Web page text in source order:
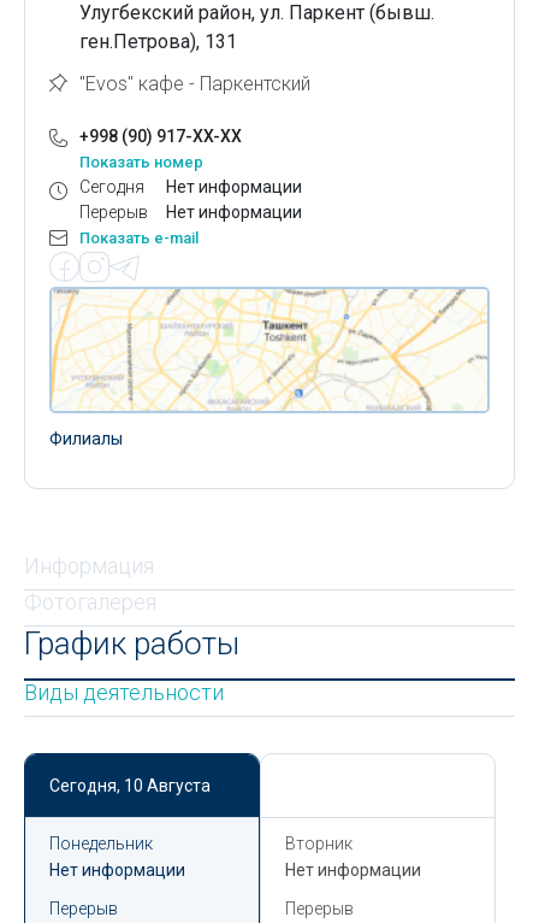
Улугбекский район, ул. Паркент (бывш.
ген.Петрова), 131
"Evos" кафе - Паркентский
+998 (90) 917-XX-XX
Показать номер
Сегодня
Перерыв
Нет информации
Нет информации
Показать e-mail
Филиалы
Информация
Фотогалерея
График работы
Виды деятельности
Сегодня, 10 Августа
Понедельник
Нет информации
Перерыв
Вторник
Нет информации
Перерыв